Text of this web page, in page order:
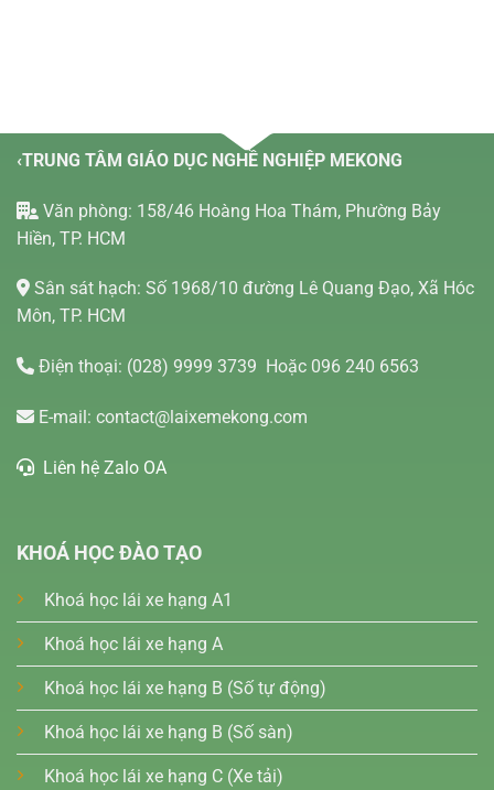
‹TRUNG TÂM GIÁO DỤC NGHỀ NGHIỆP MEKONG
Văn phòng: 158/46 Hoàng Hoa Thám, Phường Bảy
Hiền, TP. HCM
Sân sát hạch: Số 1968/10 đường Lê Quang Đạo, Xã Hóc
Môn, TP. HCM
Điện thoại: (028) 9999 3739 Hoặc 096 240 6563
E-mail: contact@laixemekong.com
Liên hệ Zalo OA
KHOÁ HỌC ĐÀO TẠO
Khoá học lái xe hạng A1
Khoá học lái xe hạng A
Khoá học lái xe hạng B (Số tự động)
Khoá học lái xe hạng B (Số sàn)
Khoá học lái xe hạng C (Xe tải)